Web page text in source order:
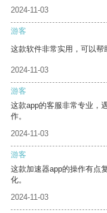
2024-11-03
游客
这款软件非常实用，可以帮
2024-11-03
游客
这款app的客服非常专业，
作。
2024-11-03
游客
这款加速器app的操作有点
化。
2024-11-03